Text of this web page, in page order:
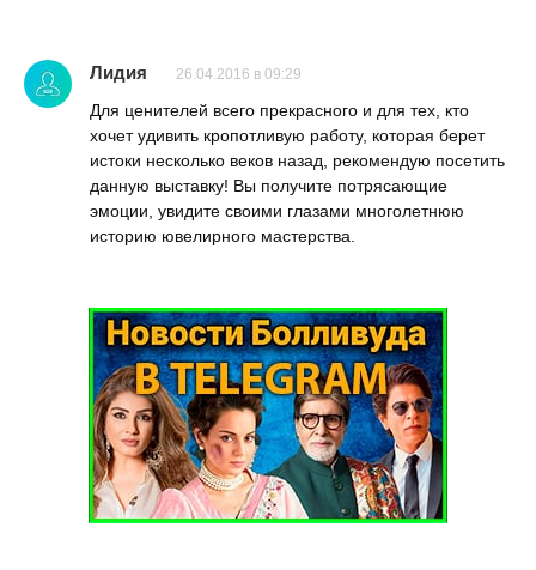
Лидия 26.04.2016 в 09:29
Для ценителей всего прекрасного и для тех, кто
хочет удивить кропотливую работу, которая берет
истоки несколько веков назад, рекомендую посетить
данную выставку! Вы получите потрясающие
эмоции, увидите своими глазами многолетнюю
историю ювелирного мастерства.